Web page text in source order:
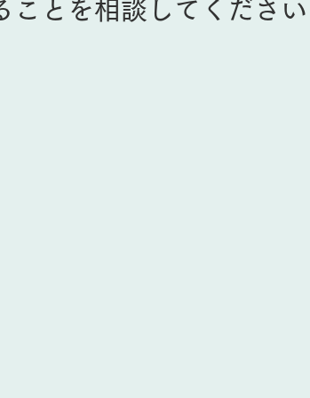
ことを相談してくださ